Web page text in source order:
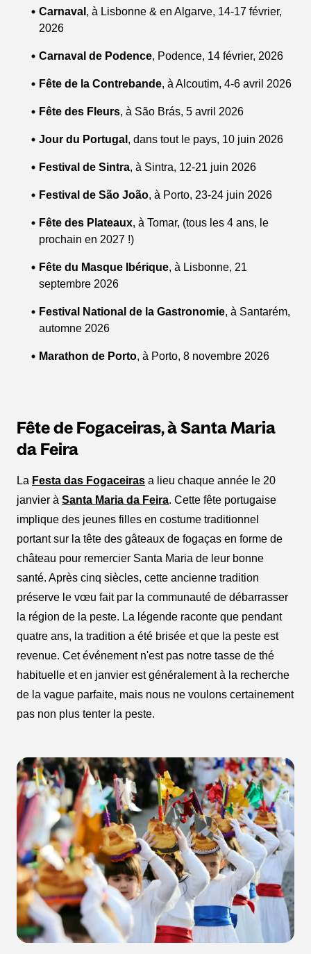
Carnaval , à Lisbonne & en Algarve, 14-17 février,
2026
Carnaval de Podence, Podence, 14 février, 2026
Fête de la Contrebande, à Alcoutim, 4-6 avril 2026
Fête des Fleurs, à São Brás, 5 avril 2026
Jour du Portugal , dans tout le pays, 10 juin 2026
Festival de Sintra, à Sintra, 12-21 juin 2026
Festival de São João, à Porto, 23-24 juin 2026
Fête des Plateaux, à Tomar, (tous les 4 ans, le
prochain en 2027 !)
Fête du Masque Ibérique, à Lisbonne, 21
septembre 2026
Festival National de la Gastronomie, à Santarém,
automne 2026
Marathon de Porto, à Porto, 8 novembre 2026
Fête de Fogaceiras, à Santa Maria
da Feira
La Festa das Fogaceiras a lieu chaque année le 20
janvier à Santa Maria da Feira. Cette fête portugaise
implique des jeunes filles en costume traditionnel
portant sur la tête des gâteaux de fogaças en forme de
château pour remercier Santa Maria de leur bonne
santé. Après cinq siècles, cette ancienne tradition
préserve le vœu fait par la communauté de débarrasser
la région de la peste. La légende raconte que pendant
quatre ans, la tradition a été brisée et que la peste est
revenue. Cet événement n'est pas notre tasse de thé
habituelle et en janvier est généralement à la recherche
de la vague parfaite, mais nous ne voulons certainement
pas non plus tenter la peste.